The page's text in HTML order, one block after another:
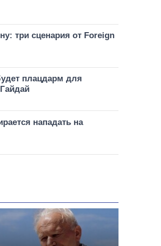
три сценария от Foreign
плацдарм для
нападать на